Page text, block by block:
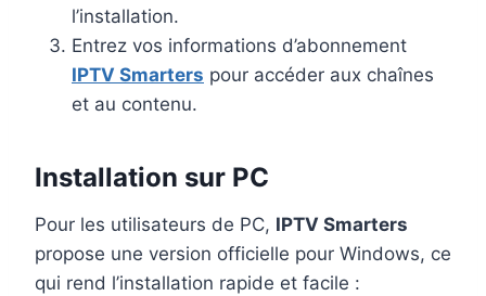
l’installation.
Entrez vos informations d’abonnement
IPTV Smarters pour accéder aux chaînes
et au contenu.
Installation sur PC
Pour les utilisateurs de PC, IPTV Smarters
propose une version officielle pour Windows, ce
qui rend l’installation rapide et facile :